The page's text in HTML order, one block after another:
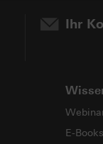
Ihr
E-Books